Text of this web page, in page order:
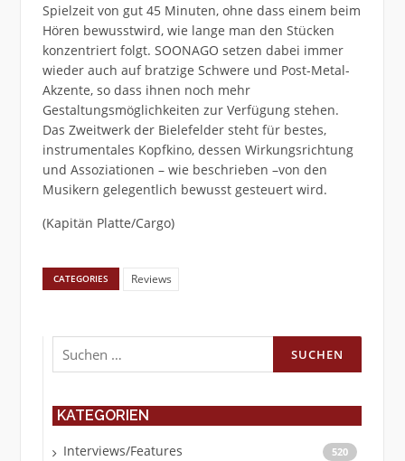
Spielzeit von gut 45 Minuten, ohne dass einem beim
Hören bewusstwird, wie lange man den Stücken
konzentriert folgt. SOONAGO setzen dabei immer
wieder auch auf bratzige Schwere und Post-Metal-
Akzente, so dass ihnen noch mehr
Gestaltungsmöglichkeiten zur Verfügung stehen.
Das Zweitwerk der Bielefelder steht für bestes,
instrumentales Kopfkino, dessen Wirkungsrichtung
und Assoziationen – wie beschrieben –von den
Musikern gelegentlich bewusst gesteuert wird.
(Kapitän Platte/Cargo)
CATEGORIES Reviews
Suchen
nach:
KATEGORIEN
Interviews/Features 520